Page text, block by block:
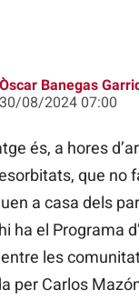
Òscar Banegas
30/08/2024 07:00
és, a hores
que no
a casa dels
ha el Programa
entre les
per Carlos